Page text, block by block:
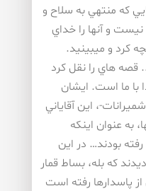
كه منتهي به سلاح و
و آنها را خداي
كرد و ميبينيد.
قصه هاي را نقل كرد
با ما است. ايشان
، اين آقاياني
به عنوان اينكه
بودند… در اين
كه بله، بساط قمار
پاسدارها رفته است